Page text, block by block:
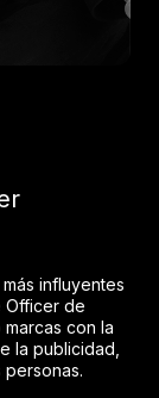
influyentes
Officer de
con la
la publicidad,